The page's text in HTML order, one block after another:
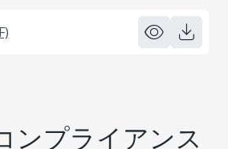
ンプライアンス